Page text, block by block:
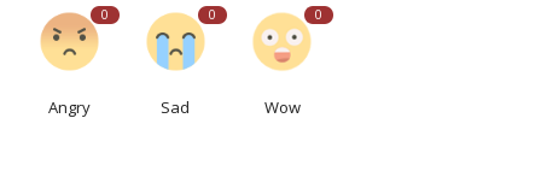
0
Angry
0
Sad
0
Wow